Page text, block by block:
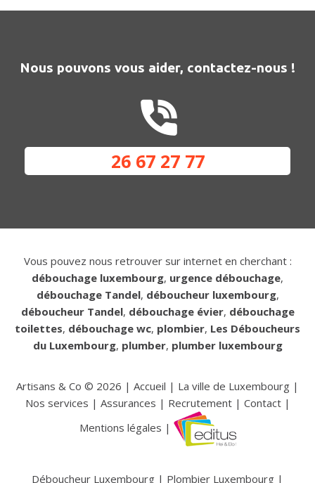
Nous pouvons vous aider, contactez-nous !
26 67 27 77
Vous pouvez nous retrouver sur internet en cherchant :
débouchage luxembourg, urgence débouchage,
débouchage Tandel, déboucheur luxembourg,
déboucheur Tandel, débouchage évier, débouchage
toilettes, débouchage wc, plombier, Les Déboucheurs
du Luxembourg, plumber, plumber luxembourg
Artisans & Co © 2026 | Accueil | La ville de Luxembourg |
Nos services | Assurances | Recrutement| Contact|
Mentions légales |
Déboucheur Luxembourg | Plombier Luxembourg |